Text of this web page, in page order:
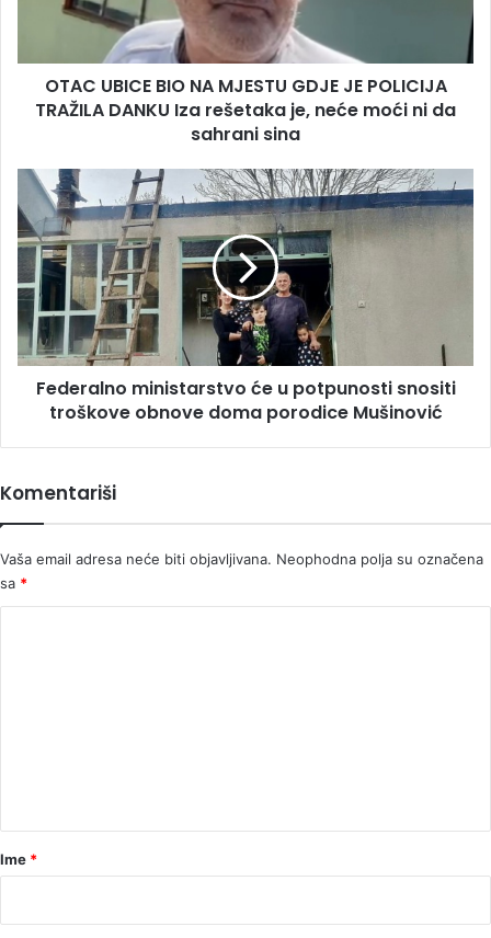
TRAŽILA
DANKU
neće
moći
ni
da
sahrani
sina
OTAC UBICE BIO NA MJESTU GDJE JE POLICIJA
TRAŽILA DANKU Iza rešetaka je, neće moći ni da
sahrani sina
Federalno
ministarstvo
će
u
potpunosti
snositi
troškove
obnove
doma
porodice
Mušinović
Federalno ministarstvo će u potpunosti snositi
troškove obnove doma porodice Mušinović
Komentariši
Vaša email adresa neće biti objavljivana. Neophodna polja su označena
sa *
rIme *